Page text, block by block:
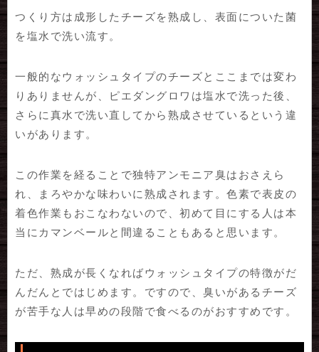
つくり方は成形したチーズを熟成し、表面についた菌
を塩水で洗い流す。
一般的なウォッシュタイプのチーズとここまでは変わ
りありませんが、ピエダングロワは塩水で洗った後、
さらに真水で洗い直してから熟成させているという違
いがあります。
この作業を経ることで独特アンモニア臭はおさえら
れ、まろやかな味わいに熟成されます。色素で表皮の
着色作業もおこなわないので、初めて目にする人は本
当にカマンベールと間違ることもあると思います。
ただ、熟成が長くなればウォッシュタイプの特徴がだ
んだんとではじめます。ですので、臭いがあるチーズ
が苦手な人は早めの段階で食べるのがおすすめです。